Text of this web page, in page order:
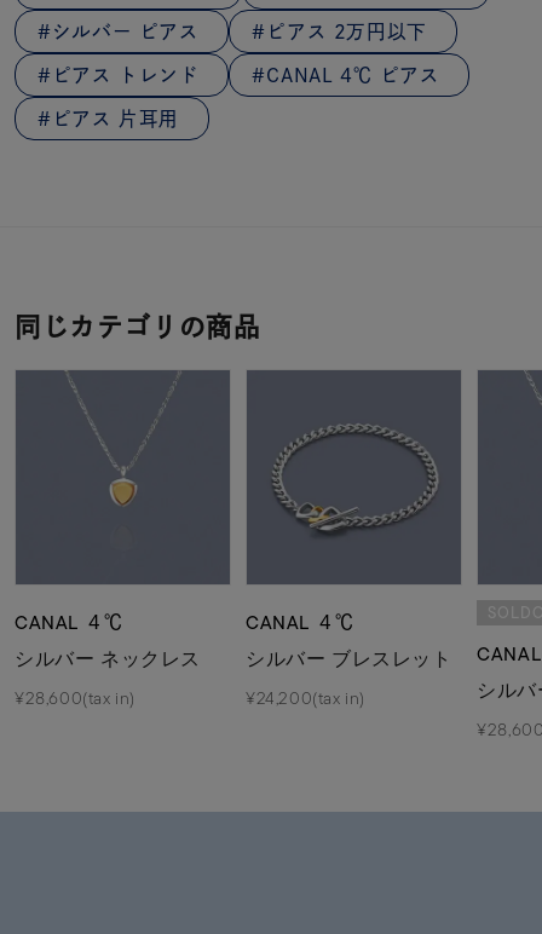
シルバー ピアス ピアス 2万円以下
ピアス トレンド CANAL 4℃ ピアス
ピアス 片耳用
同じカテゴリの商品
CANAL ４℃
シルバー ネックレス
¥28,600(tax in)
CANAL ４℃
シルバー ブレスレット
¥24,200(tax in)
シル